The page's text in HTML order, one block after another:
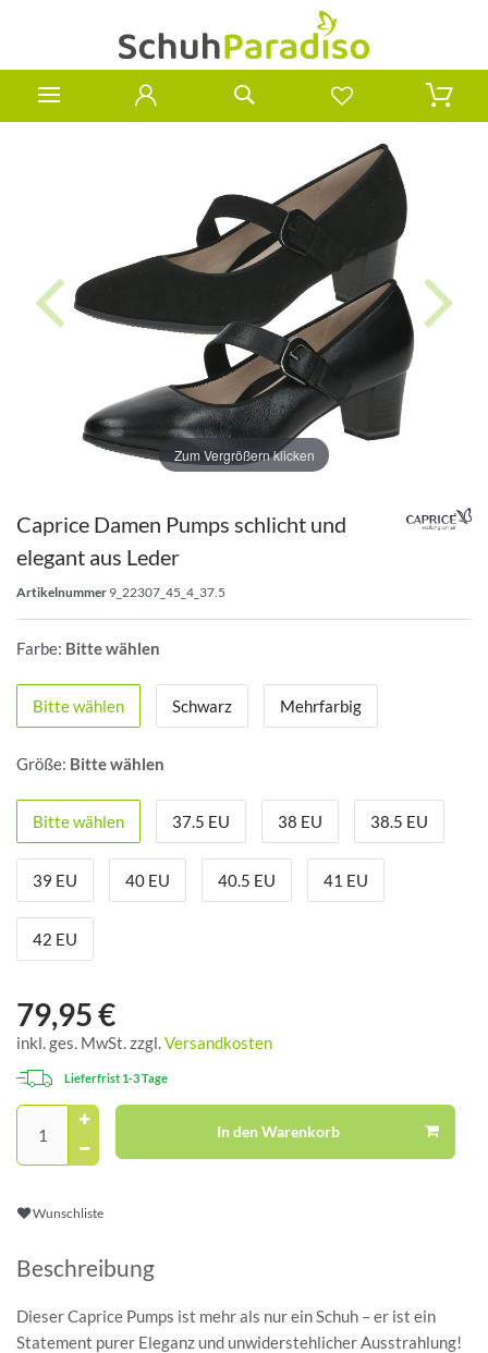
Zum Vergrößern klicken
Caprice Damen Pumps schlicht und
elegant aus Leder
Artikelnummer 9_22307_45_4_37.5
Farbe: Bitte wählen
Bitte wählen Schwarz Mehrfarbig
Größe: Bitte wählen
Bitte wählen 37.5 EU 38 EU 38.5 EU
39 EU 40 EU 40.5 EU 41 EU
42 EU
79,95 €
inkl. ges. MwSt. zzgl.Versandkosten
Lieferfrist 1-3 Tage
In den Warenkorb
Wunschliste
Beschreibung
Dieser Caprice Pumps ist mehr als nur ein Schuh – er ist ein
Statement purer Eleganz und unwiderstehlicher Ausstrahlung!